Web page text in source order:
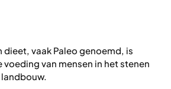
vaak Paleo genoemd, is
van mensen in het stenen